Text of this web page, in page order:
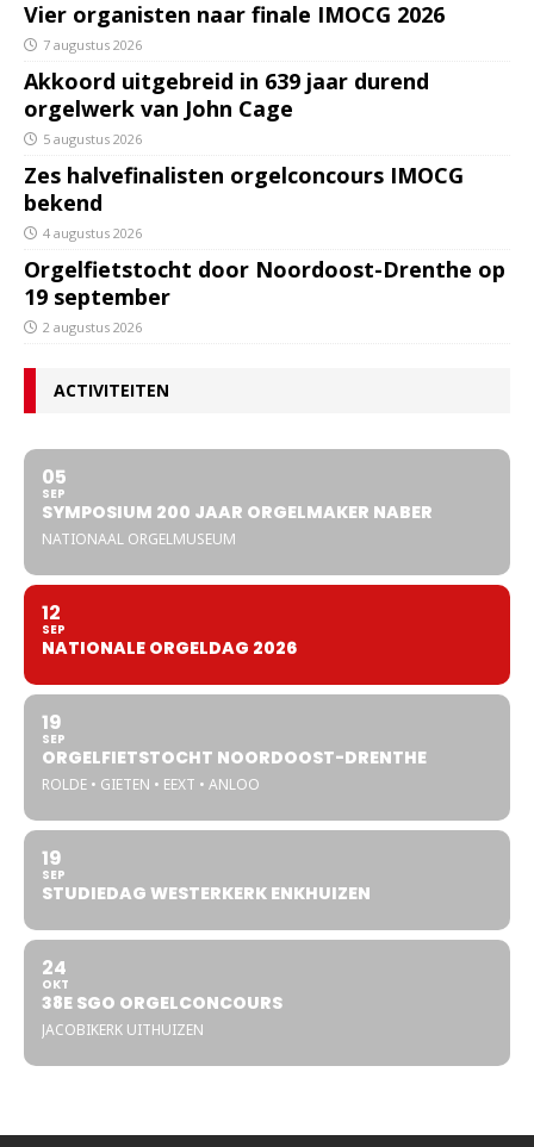
Vier organisten naar finale IMOCG 2026
7 augustus 2026
Akkoord uitgebreid in 639 jaar durend
orgelwerk van John Cage
5 augustus 2026
Zes halvefinalisten orgelconcours IMOCG
bekend
4 augustus 2026
Orgelfietstocht door Noordoost-Drenthe op
19 september
2 augustus 2026
ACTIVITEITEN
05
SEP
SYMPOSIUM 200 JAAR ORGELMAKER NABER
NATIONAAL ORGELMUSEUM
12
SEP
NATIONALE ORGELDAG 2026
19
SEP
ORGELFIETSTOCHT NOORDOOST-DRENTHE
ROLDE • GIETEN • EEXT • ANLOO
19
SEP
STUDIEDAG WESTERKERK ENKHUIZEN
24
OKT
38E SGO ORGELCONCOURS
JACOBIKERK UITHUIZEN